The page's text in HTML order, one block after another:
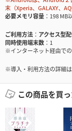
末（Xperia、GALAXY、
必要メモリ容量
198 MB
ご利用方法
アクセス型
同時使用端末数
1
※インターネット経由で
※導入・利用方法の詳細は
この商品を買